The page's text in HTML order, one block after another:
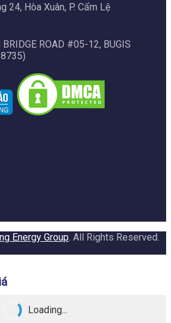
24, Hòa Xuân, P. Cẩm Lệ
ROAD #05-12, BUGIS
Energy Group. All Rights Reserved.
Loading...